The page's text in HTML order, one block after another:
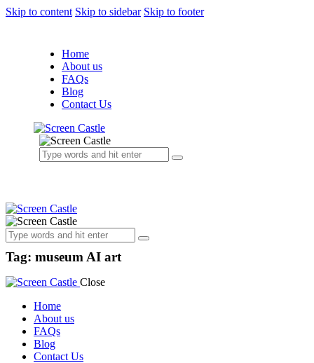
Skip to content Skip to sidebar Skip to footer
Home
About us
FAQs
Blog
Contact Us
Tag: museum AI art
Close
Home
About us
FAQs
Blog
Contact Us